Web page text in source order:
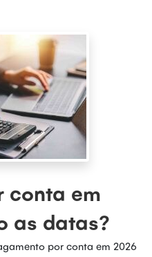
conta em
as datas?
por conta em 2026